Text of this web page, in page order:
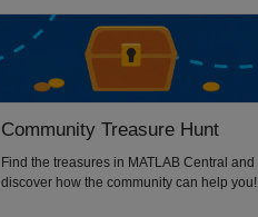
Community Treasure Hunt
Find the treasures in MATLAB Central and
discover how the community can help you!